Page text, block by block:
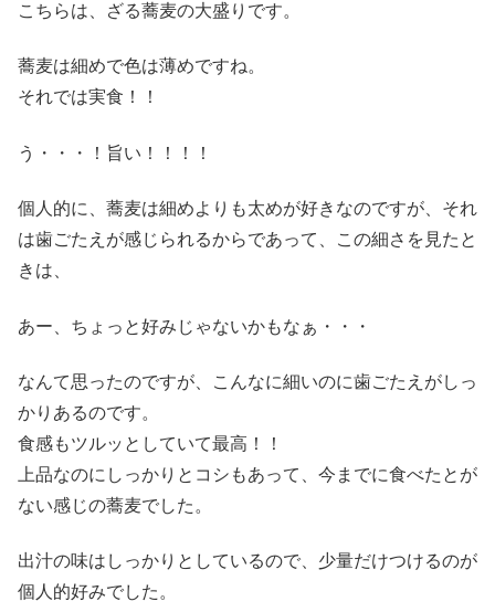
こちらは、ざる蕎麦の大盛りです。
蕎麦は細めで色は薄めですね。
それでは実食！！
う・・・！旨い！！！！
個人的に、蕎麦は細めよりも太めが好きなのですが、それ
は歯ごたえが感じられるからであって、この細さを見たと
きは、
あー、ちょっと好みじゃないかもなぁ・・・
なんて思ったのですが、こんなに細いのに歯ごたえがしっ
かりあるのです。
食感もツルッとしていて最高！！
上品なのにしっかりとコシもあって、今までに食べたとが
ない感じの蕎麦でした。
出汁の味はしっかりとしているので、少量だけつけるのが
個人的好みでした。